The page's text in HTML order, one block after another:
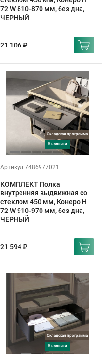
72 W 810-870 мм, без дна,
ЧЕРНЫЙ
21 106 ₽
Складская программа
в наличии
Артикул 7486977021
КОМПЛЕКТ Полка
внутренняя выдвижная со
стеклом 450 мм, Конеро H
72 W 910-970 мм, без дна,
ЧЕРНЫЙ
21 594 ₽
Складская программа
в наличии